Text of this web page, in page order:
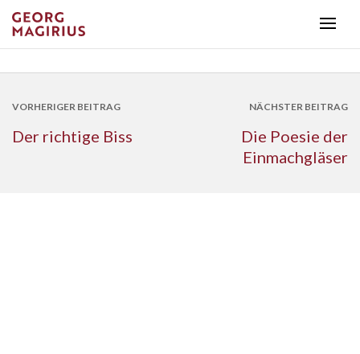
VORHERIGER BEITRAG
Der richtige Biss
NÄCHSTER BEITRAG
Die Poesie der
Einmachgläser